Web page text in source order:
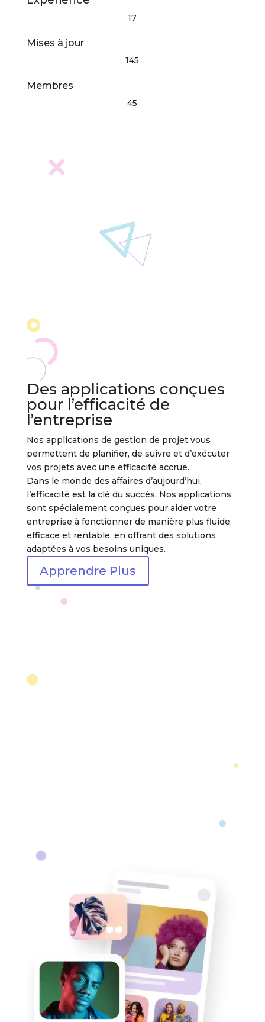
17
Mises à jour
145
Membres
45
Des applications conçues
pour l’efficacité de
l’entreprise
Nos applications de gestion de projet vous
permettent de planifier, de suivre et d’exécuter
vos projets avec une efficacité accrue.
Dans le monde des affaires d’aujourd’hui,
l’efficacité est la clé du succès. Nos applications
sont spécialement conçues pour aider votre
entreprise à fonctionner de manière plus fluide,
efficace et rentable, en offrant des solutions
adaptées à vos besoins uniques.
Apprendre Plus